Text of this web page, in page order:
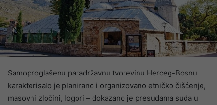
Samoproglašenu paradržavnu tvorevinu Herceg-Bosnu
karakterisalo je planirano i organizovano etničko čišćenje,
masovni zločini, logori – dokazano je presudama suda u